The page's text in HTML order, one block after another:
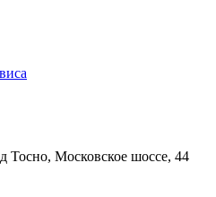
Тосно, Московское шоссе, 44